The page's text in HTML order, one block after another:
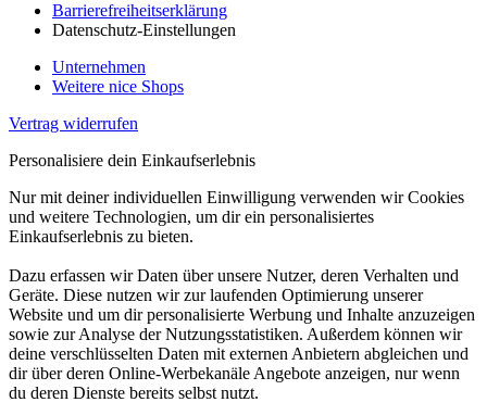
Barrierefreiheitserklärung
Datenschutz-Einstellungen
Unternehmen
Weitere nice Shops
Vertrag widerrufen
Personalisiere dein Einkaufserlebnis
Nur mit deiner individuellen Einwilligung verwenden wir Cookies
und weitere Technologien, um dir ein personalisiertes
Einkaufserlebnis zu bieten.
Dazu erfassen wir Daten über unsere Nutzer, deren Verhalten und
Geräte. Diese nutzen wir zur laufenden Optimierung unserer
Website und um dir personalisierte Werbung und Inhalte anzuzeigen
sowie zur Analyse der Nutzungsstatistiken. Außerdem können wir
deine verschlüsselten Daten mit externen Anbietern abgleichen und
dir über deren Online-Werbekanäle Angebote anzeigen, nur wenn
du deren Dienste bereits selbst nutzt.